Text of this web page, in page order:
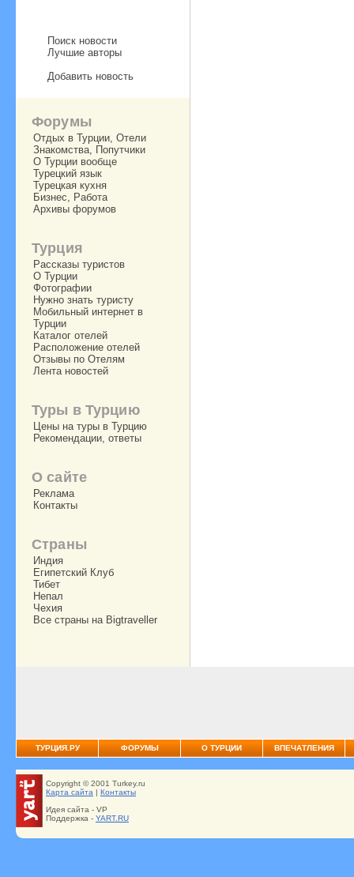
Поиск новости
Лучшие авторы
Добавить новость
Форумы
Отдых в Турции, Отели
Знакомства, Попутчики
О Турции вообще
Турецкий язык
Турецкая кухня
Бизнес, Работа
Архивы форумов
Турция
Рассказы туристов
О Турции
Фотографии
Нужно знать туристу
Мобильный интернет в
Турции
Каталог отелей
Расположение отелей
Отзывы по Отелям
Лента новостей
Туры в Турцию
Цены на туры в Турцию
Рекомендации, ответы
О сайте
Реклама
Контакты
Страны
Индия
Египетский Клуб
Тибет
Непал
Чехия
Все страны на Bigtraveller
ТУРЦИЯ.РУ ФОРУМЫ О ТУРЦИИ ВПЕЧАТЛЕНИЯ
Copyright © 2001 Turkey.ru
Карта сайта | Контакты
Идея сайта - VP
Поддержка - YART.RU